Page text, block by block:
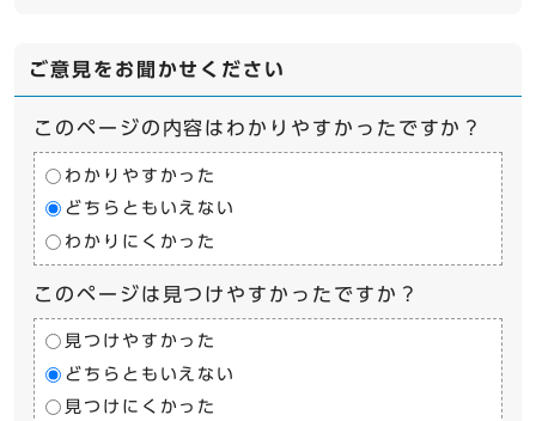
ご意見をお聞かせください
このページの内容はわかりやすかったですか？
わかりやすかった
どちらともいえない
わかりにくかった
このページは見つけやすかったですか？
見つけやすかった
どちらともいえない
見つけにくかった